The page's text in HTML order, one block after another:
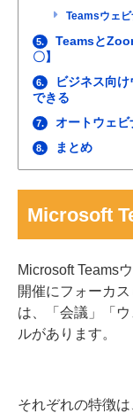
Teamsウェ
5.
Teamsと
〇】
6.
ビジネス向
できる
7. オートウェ
8. まとめ
Microsoft
Microsoft Teams
開催にフォーカ
は、「会議」「
ルがあります。
それぞれの特徴は